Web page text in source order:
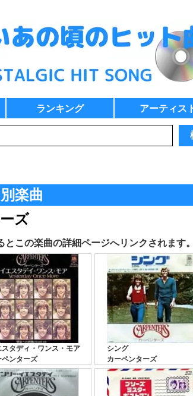
ランキング アーティス
楽曲
ズ
この楽曲の詳細ページへリンクされます
スタディ・ワンス・モア
ペンターズ
シング
カーペンターズ